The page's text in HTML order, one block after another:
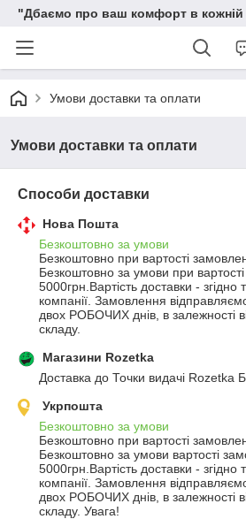
"Дбаємо про ваш комфорт в кожній
Умови доставки та оплати
Умови доставки та оплати
Способи доставки
Нова Пошта
Безкоштовно за умови
Безкоштовно при вартості
Безкоштовно за умови при
5000грн.Вартість доставки - згідно
компанії. Замовлення
двох РОБОЧИХ днів, в залежності
складу.
Магазини Rozetka
Доставка до Точки видачі
Укрпошта
Безкоштовно за умови
Безкоштовно при вартості
Безкоштовно за умови вартості
5000грн.Вартість доставки - згідно
компанії. Замовлення
двох РОБОЧИХ днів, в залежності
складу. Увага!